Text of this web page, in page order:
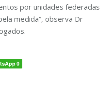
por unidades federadas
medida”, observa Dr
0